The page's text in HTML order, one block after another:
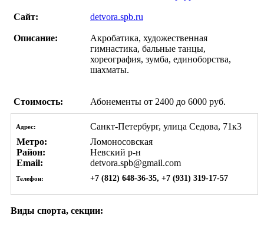
Сайт: detvora.spb.ru
Описание:
Акробатика, художественная
гимнастика, бальные танцы,
хореография, зумба, единоборства,
шахматы.
Стоимость: Абонементы от 2400 до 6000 руб.
Адрес:
Санкт-Петербург, улица Седова, 71к3
Метро:
Ломоносовская
Район:
Невский р-н
Email:
detvora.spb@gmail.com
Телефон: +7 (812) 648-36-35, +7 (931) 319-17-57
Виды спорта, секции: